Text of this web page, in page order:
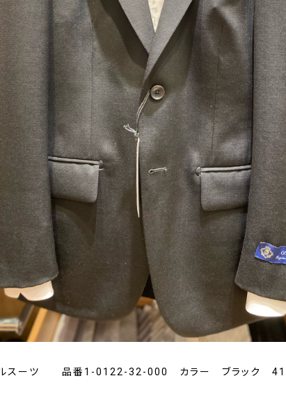
ルスーツ 品番1-0122-32-000 カラー ブラック